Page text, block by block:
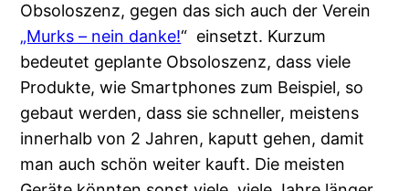
Obsoloszenz, gegen das sich auch der Verein
„Murks – nein danke!“ einsetzt. Kurzum
bedeutet geplante Obsoloszenz, dass viele
Produkte, wie Smartphones zum Beispiel, so
gebaut werden, dass sie schneller, meistens
innerhalb von 2 Jahren, kaputt gehen, damit
man auch schön weiter kauft. Die meisten